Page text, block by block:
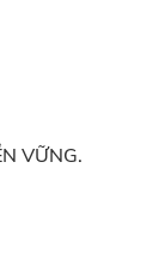
VỮNG.